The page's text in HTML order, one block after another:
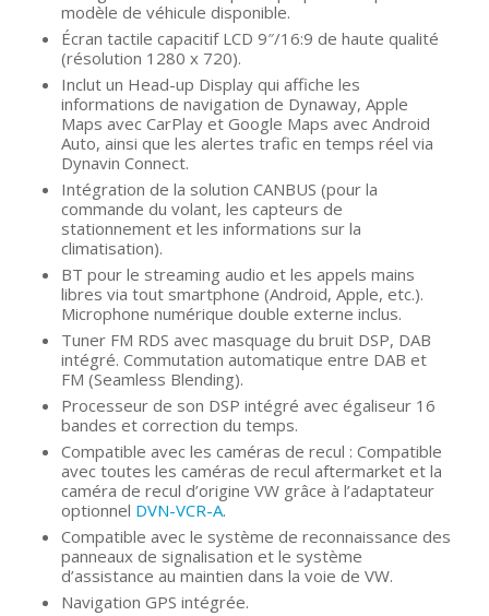
modèle de véhicule disponible.
Écran tactile capacitif LCD 9″/16:9 de haute qualité
(résolution 1280 x 720).
Inclut un Head-up Display qui affiche les
informations de navigation de Dynaway, Apple
Maps avec CarPlay et Google Maps avec Android
Auto, ainsi que les alertes trafic en temps réel via
Dynavin Connect.
Intégration de la solution CANBUS (pour la
commande du volant, les capteurs de
stationnement et les informations sur la
climatisation).
BT pour le streaming audio et les appels mains
libres via tout smartphone (Android, Apple, etc.).
Microphone numérique double externe inclus.
Tuner FM RDS avec masquage du bruit DSP, DAB
intégré. Commutation automatique entre DAB et
FM (Seamless Blending).
Processeur de son DSP intégré avec égaliseur 16
bandes et correction du temps.
Compatible avec les caméras de recul : Compatible
avec toutes les caméras de recul aftermarket et la
caméra de recul d’origine VW grâce à l’adaptateur
optionnel DVN-VCR-A.
Compatible avec le système de reconnaissance des
panneaux de signalisation et le système
d’assistance au maintien dans la voie de VW.
Navigation GPS intégrée.